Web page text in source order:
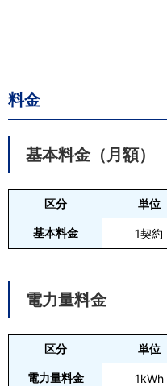
料金
基本料金（月額）
区分 単位
基本料金 1契約
電力量料金
区分 単位
電力量料金 1kWh